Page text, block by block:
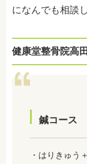
になんでも相談
健康堂整骨院高
鍼コース
・はりきゅう